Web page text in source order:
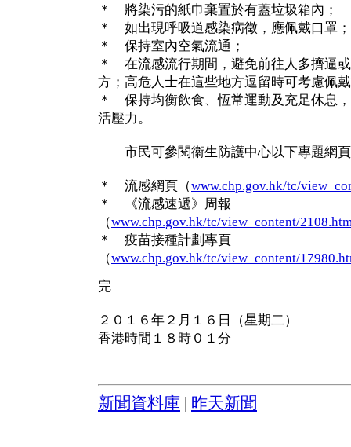
＊ 將染污的紙巾棄置於有蓋垃圾箱內；
＊ 如出現呼吸道感染病徵，應佩戴口罩；
＊ 保持室內空氣流通；
＊ 在流感流行期間，避免前往人多擠逼
方；高危人士在這些地方逗留時可考慮佩
＊ 保持均衡飲食、恆常運動及充足休息
活壓力。
市民可參閱衞生防護中心以下專題網頁
＊ 流感網頁（www.chp.gov.hk/tc/
＊ 《流感速遞》周報
（www.chp.gov.hk/tc/view_content/
＊ 疫苗接種計劃專頁
（www.chp.gov.hk/tc/view_content/
完
２０１６年２月１６日（星期二）
香港時間１８時０１分
新聞資料庫 昨天新聞